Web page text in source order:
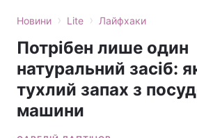
Новини › Lite › Лайфхаки
Потрібен лише один
натуральний засіб:
тухлий запах з
машини